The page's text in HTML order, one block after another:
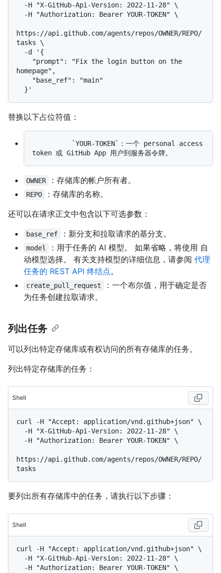
https://api.github.com/agents/repos/OWNER/REPO/
tasks \
homepage",
替换以下占位符值：
OWNER ：存储库的帐户所有者。
REPO
：存储库的名称。
还可以在请求正文中包含以下可选参数：
base_ref ：新分支和拉取请求的基分支。
model
：用于任务的 AI 模型。 如果省略，将使用 自
动模型选择。 有关支持模型的详细信息，请参阅 代理
任务的 REST API 终结点。
create_pull_request
：一个布尔值，用于确定是否
为任务创建拉取请求。
列出任务
可以列出特定存储库或有权访问的所有存储库的任务。
列出特定存储库的任务：
Shell
curl -H "Accept: application/vnd.github+json" \
https://api.github.com/agents/repos/OWNER/REPO/
要列出所有存储库中的任务，请执行以下步骤：
Shell
curl -H "Accept: application/vnd.github+json" \